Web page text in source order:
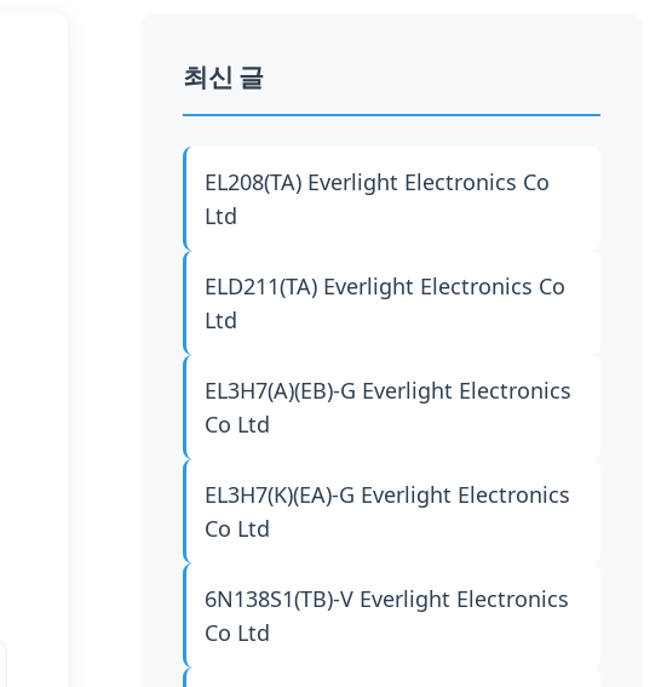
최신 글
EL208(TA) Everlight Electronics Co
Ltd
ELD211(TA) Everlight Electronics Co
Ltd
EL3H7(A)(EB)-G Everlight Electronics
Co Ltd
EL3H7(K)(EA)-G Everlight Electronics
Co Ltd
6N138S1(TB)-V Everlight Electronics
Co Ltd